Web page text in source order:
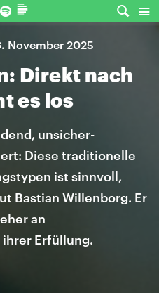
November 2025
Direkt nach
es los
unsicher-
Diese traditionelle
ist sinnvoll,
Bastian Willenborg. Er
an
Erfüllung.